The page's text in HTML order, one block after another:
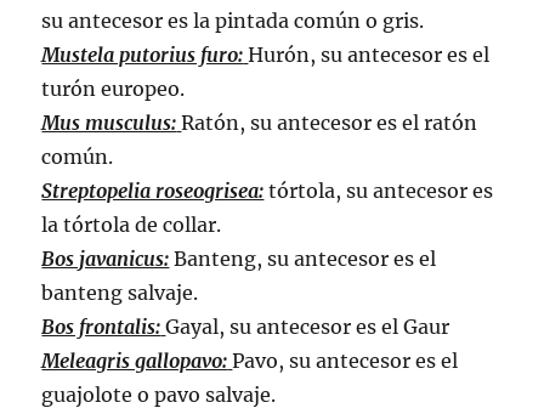
su antecesor es la pintada común o gris.
Mustela putorius furo: Hurón, su antecesor es el
turón europeo.
Mus musculus: Ratón, su antecesor es el ratón
común.
Streptopelia roseogrisea: tórtola, su antecesor es
la tórtola de collar.
Bos javanicus: Banteng, su antecesor es el
banteng salvaje.
Bos frontalis: Gayal, su antecesor es el Gaur
Meleagris gallopavo: Pavo, su antecesor es el
guajolote o pavo salvaje.